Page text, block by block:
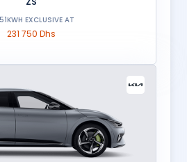
EXCLUSIVE AT
231 750 Dhs